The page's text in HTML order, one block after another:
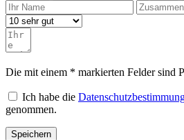
Die mit einem * markierten Felder sind
Ich habe die
genommen.
Speichern